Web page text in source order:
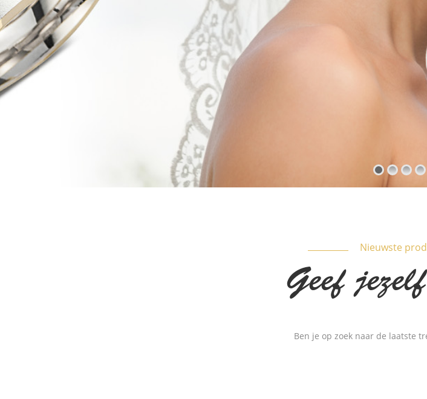
Nieuwste
Geef
Ben je op zoek naar de laatste